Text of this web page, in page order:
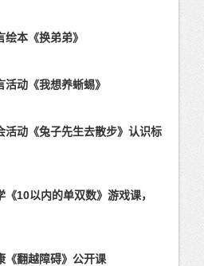
本《换弟弟》
动《我想养蜥蜴》
活动《兔子先生去散步》认识标
10以内的单双数》游戏课，
《翻越障碍》公开课